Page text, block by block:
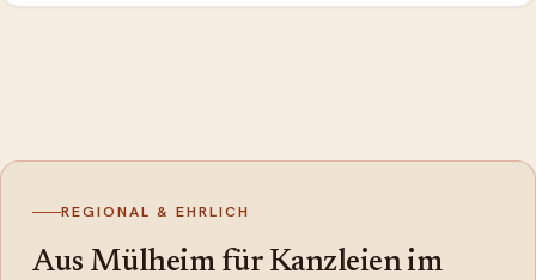
REGIONAL & EHRLICH
Aus Mülheim für Kanzleien im